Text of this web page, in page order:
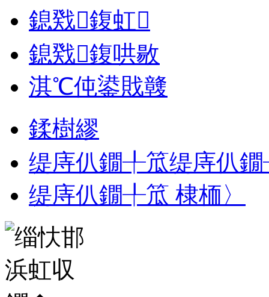
鎴戣鍑虹
鎴戣鍑哄敭
淇℃伅鍙戝竷
鍒樹繆
缇庤仈鐗╀笟缇庤仈
缇庤仈鐗╀笟 棣栭〉